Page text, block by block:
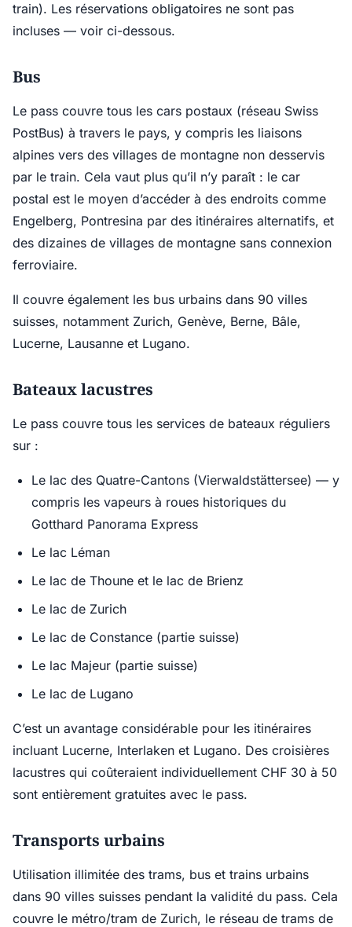
train). Les réservations obligatoires ne sont pas
incluses — voir ci-dessous.
Bus
Le pass couvre tous les cars postaux (réseau Swiss
PostBus) à travers le pays, y compris les liaisons
alpines vers des villages de montagne non desservis
par le train. Cela vaut plus qu’il n’y paraît : le car
postal est le moyen d’accéder à des endroits comme
Engelberg, Pontresina par des itinéraires alternatifs, et
des dizaines de villages de montagne sans connexion
ferroviaire.
Il couvre également les bus urbains dans 90 villes
suisses, notamment Zurich, Genève, Berne, Bâle,
Lucerne, Lausanne et Lugano.
Bateaux lacustres
Le pass couvre tous les services de bateaux réguliers
sur :
Le lac des Quatre-Cantons (Vierwaldstättersee) — y
compris les vapeurs à roues historiques du
Gotthard Panorama Express
Le lac Léman
Le lac de Thoune et le lac de Brienz
Le lac de Zurich
Le lac de Constance (partie suisse)
Le lac Majeur (partie suisse)
Le lac de Lugano
C’est un avantage considérable pour les itinéraires
incluant Lucerne, Interlaken et Lugano. Des croisières
lacustres qui coûteraient individuellement CHF 30 à 50
sont entièrement gratuites avec le pass.
Transports urbains
Utilisation illimitée des trams, bus et trains urbains
dans 90 villes suisses pendant la validité du pass. Cela
couvre le métro/tram de Zurich, le réseau de trams de